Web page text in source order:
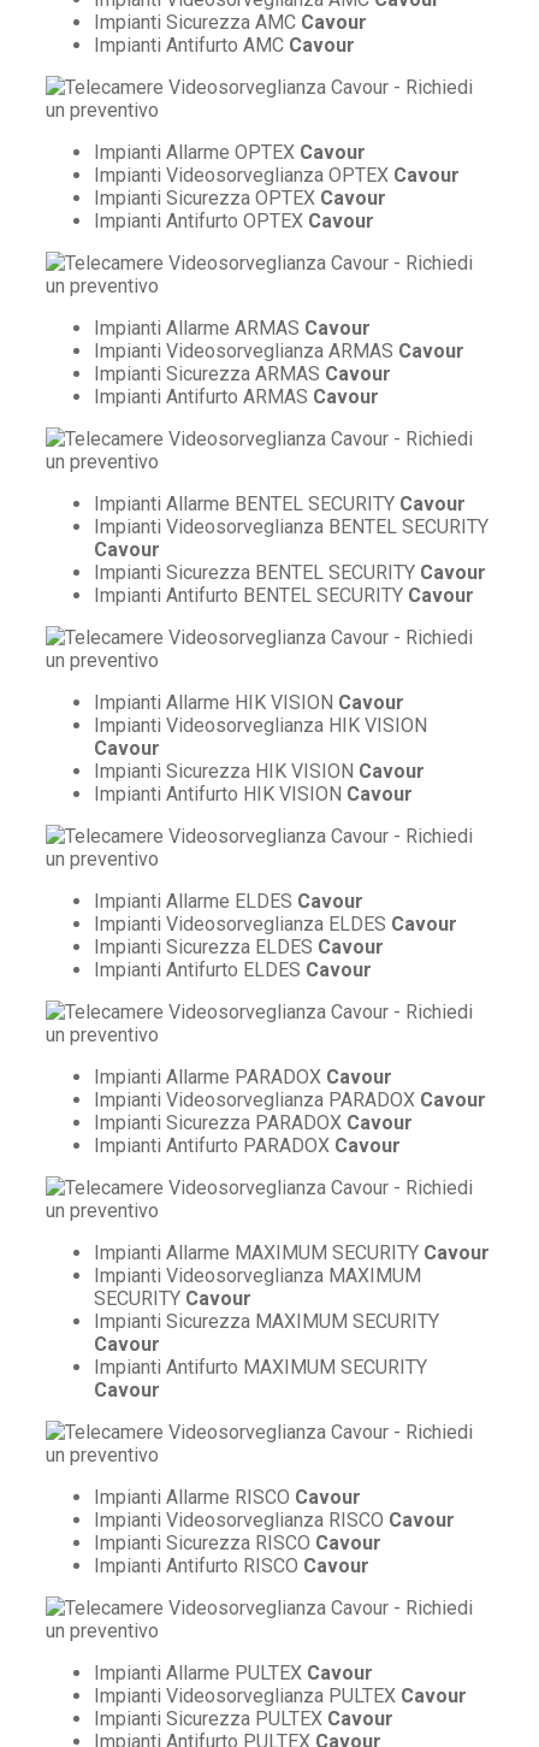
Impianti Sicurezza AMC Cavour
Impianti Antifurto AMC Cavour
Impianti Allarme OPTEX Cavour
Impianti Videosorveglianza OPTEX Cavour
Impianti Sicurezza OPTEX Cavour
Impianti Antifurto OPTEX Cavour
Impianti Allarme ARMAS Cavour
Impianti Videosorveglianza ARMAS Cavour
Impianti Sicurezza ARMAS Cavour
Impianti Antifurto ARMAS Cavour
Impianti Allarme BENTEL SECURITY Cavour
Impianti Videosorveglianza BENTEL SECURITY
Cavour
Impianti Sicurezza BENTEL SECURITY Cavour
Impianti Antifurto BENTEL SECURITY Cavour
Impianti Allarme HIK VISION Cavour
Impianti Videosorveglianza HIK VISION
Cavour
Impianti Sicurezza HIK VISION Cavour
Impianti Antifurto HIK VISION Cavour
Impianti Allarme ELDES Cavour
Impianti Videosorveglianza ELDES Cavour
Impianti Sicurezza ELDES Cavour
Impianti Antifurto ELDES Cavour
Impianti Allarme PARADOX Cavour
Impianti Videosorveglianza PARADOX Cavour
Impianti Sicurezza PARADOX Cavour
Impianti Antifurto PARADOX Cavour
Impianti Allarme MAXIMUM SECURITY Cavour
Impianti Videosorveglianza MAXIMUM
SECURITY Cavour
Impianti Sicurezza MAXIMUM SECURITY
Cavour
Impianti Antifurto MAXIMUM SECURITY
Cavour
Impianti Allarme RISCO Cavour
Impianti Videosorveglianza RISCO Cavour
Impianti Sicurezza RISCO Cavour
Impianti Antifurto RISCO Cavour
Impianti Allarme PULTEX Cavour
Impianti Videosorveglianza PULTEX Cavour
Impianti Sicurezza PULTEX Cavour
Impianti Antifurto PULTEX Cavour